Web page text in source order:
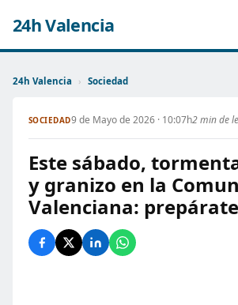
24h Valencia
24h Valencia › Sociedad
SOCIEDAD9 de Mayo de 2026 · 10:07h2 min de
Este sábado,
y granizo en la
Valenciana: prepárate